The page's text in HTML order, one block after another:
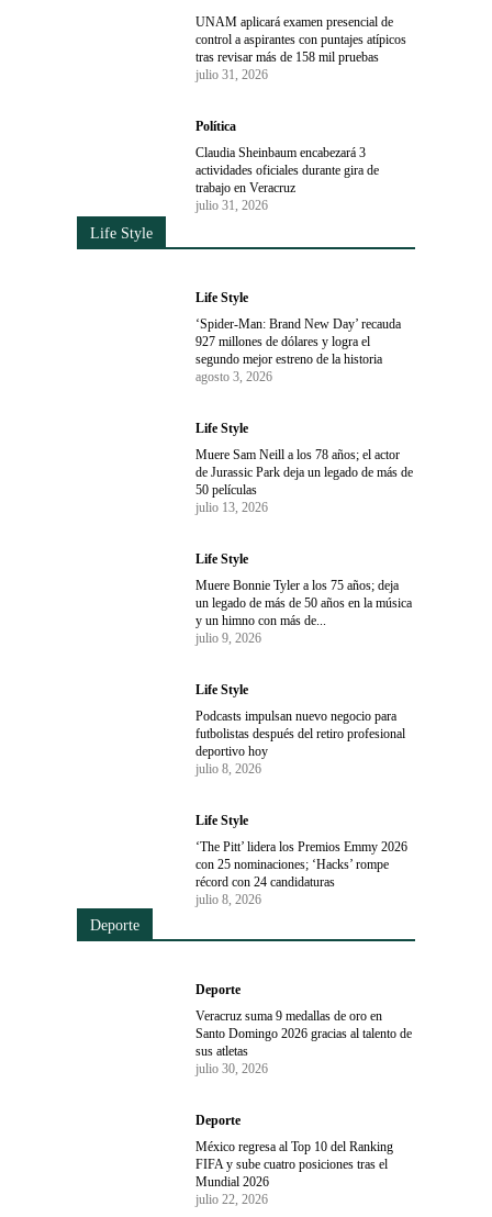
UNAM aplicará examen presencial de
control a aspirantes con puntajes atípicos
tras revisar más de 158 mil pruebas
julio 31, 2026
Política
Claudia Sheinbaum encabezará 3
actividades oficiales durante gira de
trabajo en Veracruz
julio 31, 2026
Life Style
Life Style
‘Spider-Man: Brand New Day’ recauda
927 millones de dólares y logra el
segundo mejor estreno de la historia
agosto 3, 2026
Life Style
Muere Sam Neill a los 78 años; el actor
de Jurassic Park deja un legado de más de
50 películas
julio 13, 2026
Life Style
Muere Bonnie Tyler a los 75 años; deja
un legado de más de 50 años en la música
y un himno con más de...
julio 9, 2026
Life Style
Podcasts impulsan nuevo negocio para
futbolistas después del retiro profesional
deportivo hoy
julio 8, 2026
Life Style
‘The Pitt’ lidera los Premios Emmy 2026
con 25 nominaciones; ‘Hacks’ rompe
récord con 24 candidaturas
julio 8, 2026
Deporte
Deporte
Veracruz suma 9 medallas de oro en
Santo Domingo 2026 gracias al talento de
sus atletas
julio 30, 2026
Deporte
México regresa al Top 10 del Ranking
FIFA y sube cuatro posiciones tras el
Mundial 2026
julio 22, 2026